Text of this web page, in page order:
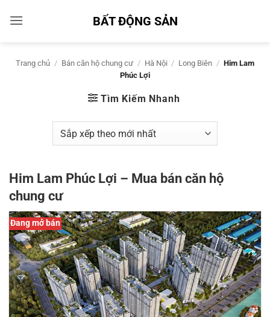
qua
BẤT ĐỘNG SẢN
Trang chủ / Bán căn hộ chung cư / Hà Nội / Long Biên / Him Lam
Phúc Lợi
Tìm Kiếm Nhanh
Him Lam Phúc Lợi – Mua bán căn hộ
chung cư
Đang mở bán